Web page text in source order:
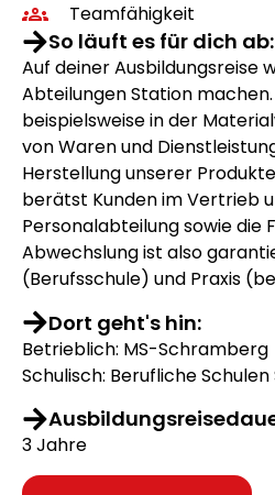
Teamfähigkeit
So läuft es für dich ab:
Auf deiner Ausbildungsreise
Abteilungen Station
beispielsweise in der
von Waren und
Herstellung unserer
berätst Kunden im Vertrieb
Personalabteilung sowie die
Abwechslung ist also
(Berufsschule) und Praxis
Dort geht's hin:
Betrieblich: MS-Schramberg
Schulisch: Berufliche
3 Jahre